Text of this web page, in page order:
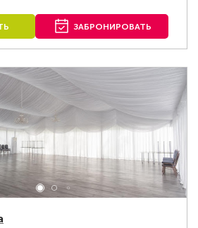
ЗАБРОНИРОВАТЬ